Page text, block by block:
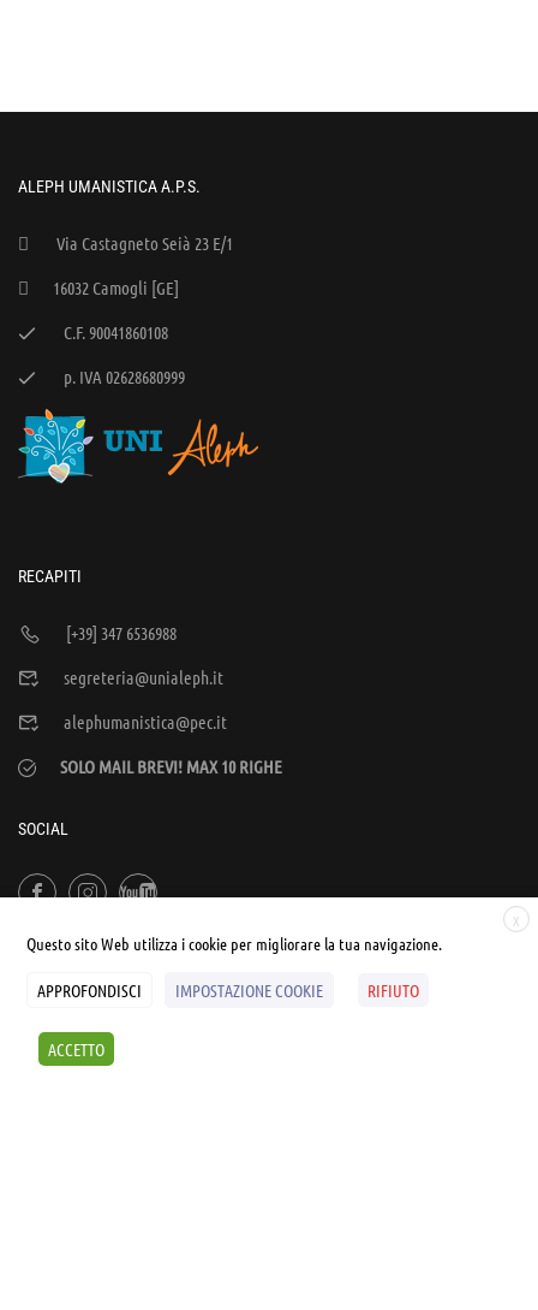
ALEPH UMANISTICA A.P.S.
Via Castagneto Seià 23 E/1
16032 Camogli [GE]
C.F. 90041860108
p. IVA 02628680999
RECAPITI
[+39] 347 6536988
segreteria@unialeph.it
alephumanistica@pec.it
SOLO MAIL BREVI! MAX 10 RIGHE
SOCIAL
Sintesi e liberatorie
X
Questo sito Web utilizza i cookie per migliorare la tua navigazione.
APPROFONDISCI IMPOSTAZIONE COOKIE RIFIUTO
ACCETTO